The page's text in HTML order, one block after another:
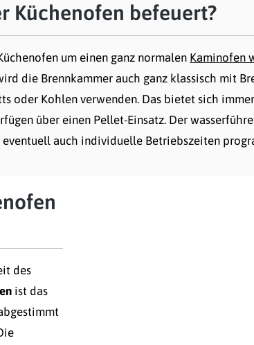
Küchenofen befeuert?
um einen ganz normalen Kaminofen
die Brennkammer auch ganz klassisch mit
oder Kohlen verwenden. Das bietet sich
über einen Pellet-Einsatz. Der
auch individuelle Betriebszeiten
des
ist das